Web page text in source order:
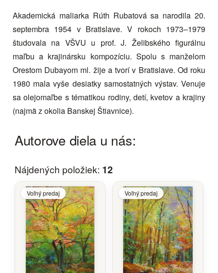
Akademická maliarka Rúth Rubatová sa narodila 20.
septembra 1954 v Bratislave. V rokoch 1973–1979
študovala na VŠVU u prof. J. Želibského figurálnu
maľbu a krajinársku kompozíciu. Spolu s manželom
Orestom Dubayom ml. žije a tvorí v Bratislave. Od roku
1980 mala vyše desiatky samostatných výstav. Venuje
sa olejomaľbe s tématikou rodiny, detí, kvetov a krajiny
(najmä z okolia Banskej Štiavnice).
Autorove diela u nás:
Nájdených položiek: 12
Voľný predaj Voľný predaj